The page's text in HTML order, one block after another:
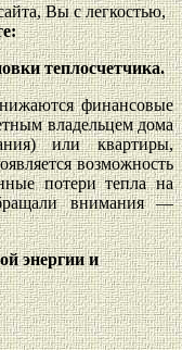
Вы с легкостью,
теплосчетчика.
финансовые
владельцем дома
или квартиры,
возможность
потери тепла на
внимания —
энергии и